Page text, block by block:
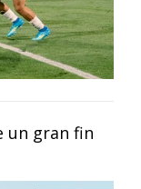
un gran fin